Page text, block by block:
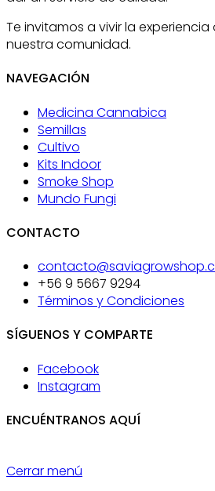
Te invitamos a vivir la
nuestra comunidad.
NAVEGACIÓN
Medicina Cannabica
Semillas
Cultivo
Kits Indoor
Smoke Shop
Mundo Fungi
CONTACTO
+56 9 5667 9294
Términos y Condiciones
SÍGUENOS Y COMPARTE
Facebook
Instagram
ENCUÉNTRANOS AQUÍ
Cerrar menú